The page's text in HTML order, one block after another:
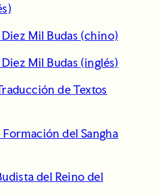
Mil Budas (chino)
Mil Budas (inglés)
de Textos
Formación del Sangha
del Reino del